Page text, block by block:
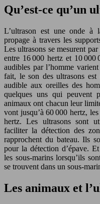
Qu’est-ce qu’un
L’ultrason est une onde à
propage à travers les
Les ultrasons se mesurent
entre 16 000 hertz et 10 000
audibles par l’homme
fait, le son des ultrasons
audible aux oreilles des
quelques uns qui peuvent
animaux ont chacun leur
vont jusqu’à 60 000 hertz, les
hertz. Les ultrasons sont
faciliter la détection des
rapprochent du bateau. Ils
pour la détection d’épave.
les sous-marins lorsqu’ils
se trouvent dans un sous-
Les animaux et